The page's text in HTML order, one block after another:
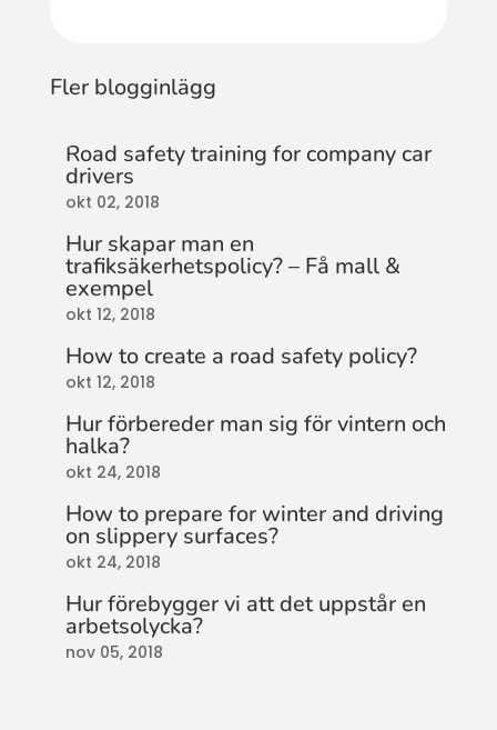
Fler blogginlägg
Road safety training for company car
drivers
okt 02, 2018
Hur skapar man en
trafiksäkerhetspolicy? – Få mall &
exempel
okt 12, 2018
How to create a road safety policy?
okt 12, 2018
Hur förbereder man sig för vintern och
halka?
okt 24, 2018
How to prepare for winter and driving
on slippery surfaces?
okt 24, 2018
Hur förebygger vi att det uppstår en
arbetsolycka?
nov 05, 2018